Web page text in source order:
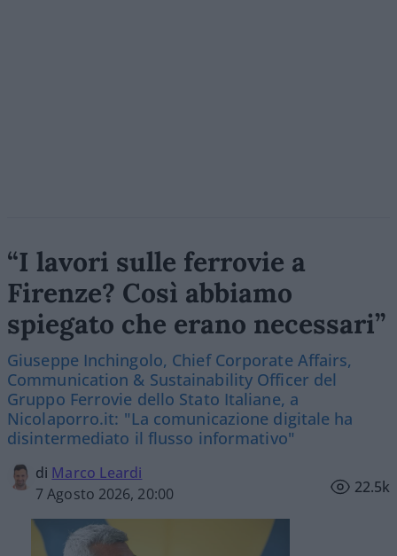
“I lavori sulle ferrovie a
Firenze? Così abbiamo
spiegato che erano necessari”
Giuseppe Inchingolo, Chief Corporate Affairs,
Communication & Sustainability Officer del
Gruppo Ferrovie dello Stato Italiane, a
Nicolaporro.it: "La comunicazione digitale ha
disintermediato il flusso informativo"
di Marco Leardi
7 Agosto 2026, 20:00
22.5k